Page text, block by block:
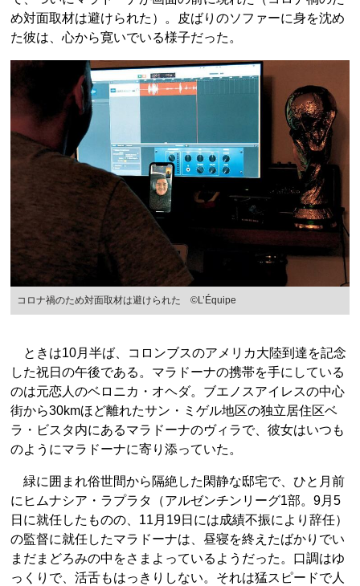
め対面取材は避けられた）。皮ばりのソファーに身を沈め
た彼は、心から寛いでいる様子だった。
コロナ禍のため対面取材は避けられた ©L’Équipe
ときは10月半ば、コロンブスのアメリカ大陸到達を記念
した祝日の午後である。マラドーナの携帯を手にしている
のは元恋人のベロニカ・オヘダ。ブエノスアイレスの中心
街から30kmほど離れたサン・ミゲル地区の独立居住区ベ
ラ・ビスタ内にあるマラドーナのヴィラで、彼女はいつも
のようにマラドーナに寄り添っていた。
緑に囲まれ俗世間から隔絶した閑静な邸宅で、ひと月前
にヒムナシア・ラプラタ（アルゼンチンリーグ1部。9月5
日に就任したものの、11月19日には成績不振により辞任）
の監督に就任したマラドーナは、昼寝を終えたばかりでい
まだまどろみの中をさまよっているようだった。口調はゆ
っくりで、活舌もはっきりしない。それは猛スピードで人